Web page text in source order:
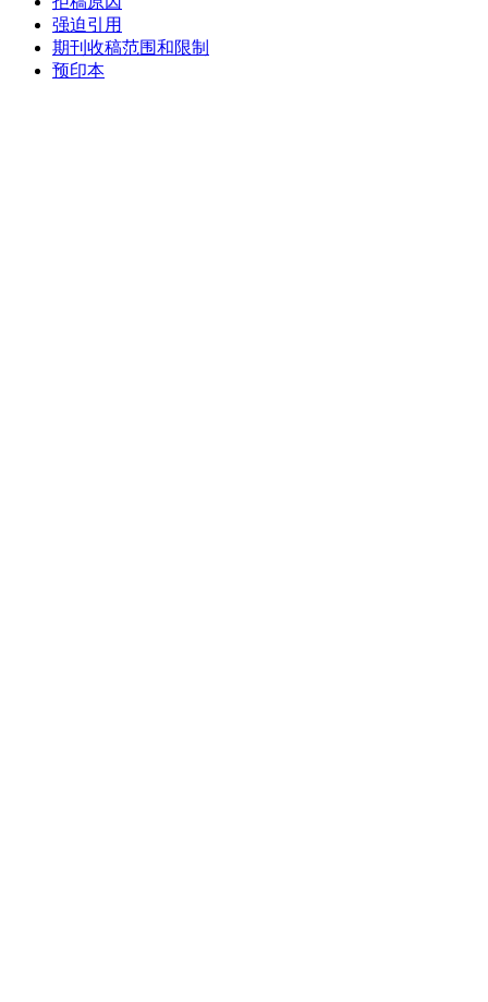
强迫引用
期刊收稿范围和限制
预印本